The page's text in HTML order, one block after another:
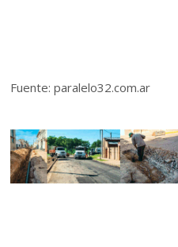
Fuente: paralelo32.com.ar